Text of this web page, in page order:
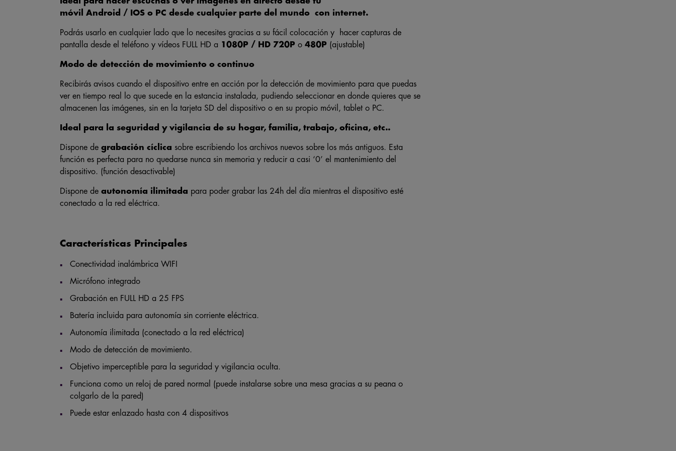
móvil Android / IOS o PC desde cualquier parte del mundo con internet.
Podrás usarlo en cualquier lado que lo necesites gracias a su fácil colocación y hacer capturas de
pantalla desde el teléfono y vídeos FULL HD a 1080P / HD 720Po480P (ajustable)
Modo de detección de movimiento o continuo
Recibirás avisos cuando el dispositivo entre en acción por la detección de movimiento para que puedas
ver en tiempo real lo que sucede en la estancia instalada, pudiendo seleccionar en donde quieres que se
almacenen las imágenes, sin en la tarjeta SD del dispositivo o en su propio móvil, tablet o PC.
Ideal para la seguridad y vigilancia de su hogar, familia, trabajo, oficina, etc..
Dispone degrabación cíclica sobre escribiendo los archivos nuevos sobre los más antiguos. Esta
función es perfecta para no quedarse nunca sin memoria y reducir a casi ‘0’ el mantenimiento del
dispositivo. (función desactivable)
Dispone deautonomía ilimitada para poder grabar las 24h del día mientras el dispositivo esté
conectado a la red eléctrica.
Características Principales
Conectividad inalámbrica WIFI
Micrófono integrado
Grabación en FULL HD a 25 FPS
Batería incluida para autonomía sin corriente eléctrica.
Autonomía ilimitada (conectado a la red eléctrica)
Modo de detección de movimiento.
Objetivo imperceptible para la seguridad y vigilancia oculta.
Funciona como un reloj de pared normal (puede instalarse sobre una mesa gracias a su peana o
colgarlo de la pared)
​Puede estar enlazado hasta con 4 dispositivos